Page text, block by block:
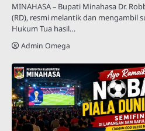
MINAHASA – Bupati Minahasa Dr.
(RD), resmi melantik dan mengambil
Hukum Tua hasil…
Admin Omega